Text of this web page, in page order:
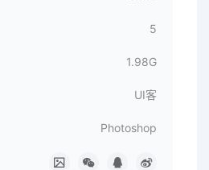
5
1.98G
UI客
Photoshop